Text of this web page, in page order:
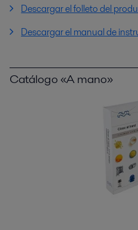
Descargar el folleto del
Descargar el manual de
Catálogo «A mano»